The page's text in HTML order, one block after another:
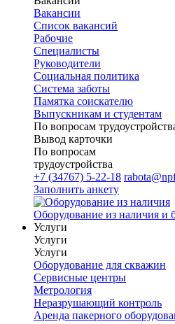
Вакансии
Список вакансий
Рабочие
Специалисты
Руководители
Cоциальная политика
Система заботы
Памятка соискателю
Выпускникам и студентам
По вопросам
Вывод карточки
По вопросам
трудоустройства
+7 (34767) 5-22-18
Заполнить анкету
Оборудование из наличия и
Услуги
Услуги
Услуги
Оборудование для скважин
Сервисные центры
Метрология
Неразрушающий контроль
Аренда пакерного